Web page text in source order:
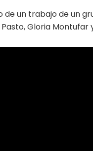
de un trabajo de un
Gloria Montufar